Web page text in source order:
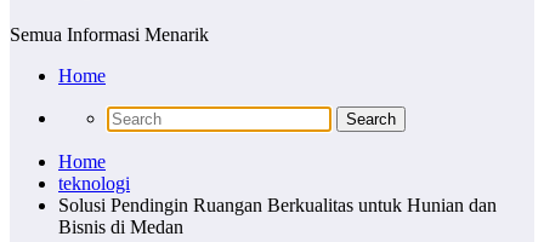
Semua Informasi Menarik
Home
Home
teknologi
Solusi Pendingin Ruangan Berkualitas untuk Hunian dan
Bisnis di Medan